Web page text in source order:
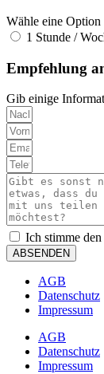
Wähle eine Option
1 Stunde /
Empfehlung
Gib einige
Ich stimme
ABSENDEN
AGB
Datenschutz
Impressum
AGB
Datenschutz
Impressum